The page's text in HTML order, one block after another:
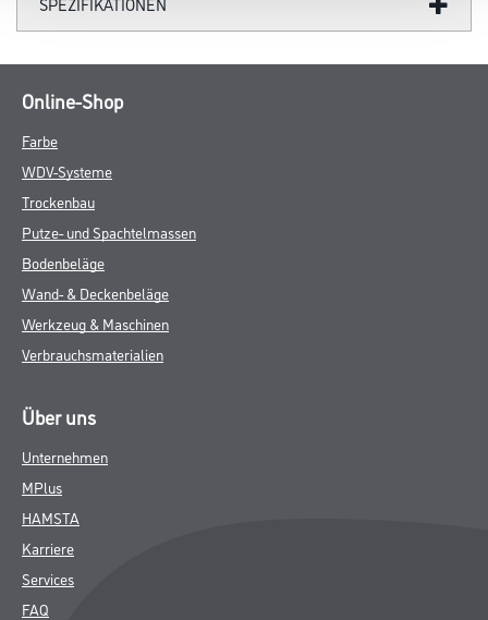
Online-Shop
Farbe
WDV-Systeme
Trockenbau
Putze- und Spachtelmassen
Bodenbeläge
Wand- & Deckenbeläge
Werkzeug & Maschinen
Verbrauchsmaterialien
Über uns
Unternehmen
MPlus
HAMSTA
Karriere
Services
FAQ